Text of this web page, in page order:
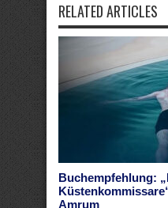
RELATED ARTICLES
Buchempfehlung:
Amrum